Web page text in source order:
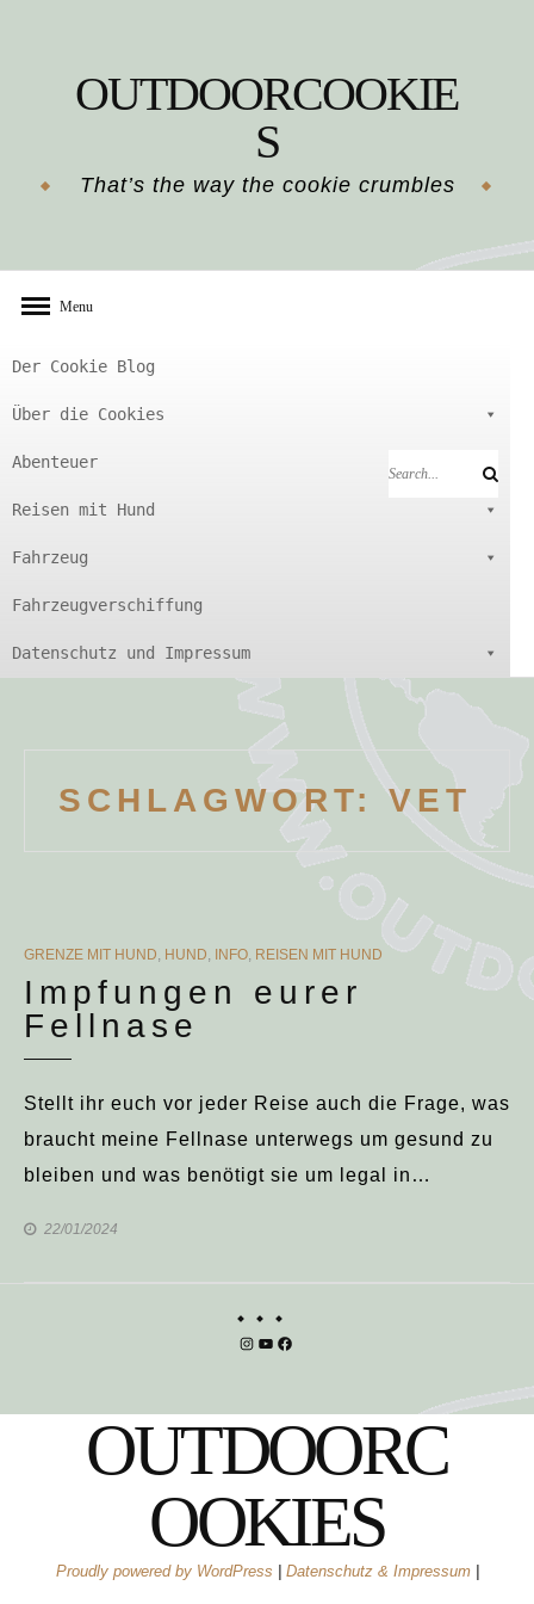
OUTDOORCOOKIE
S
That’s the way the cookie crumbles
Menu
Der Cookie Blog
Über die Cookies
Abenteuer
Reisen mit Hund
Fahrzeug
Fahrzeugverschiffung
Datenschutz und Impressum
Search
Search
SCHLAGWORT: VET
CATEGORIES
GRENZE MIT HUND, HUND, INFO, REISEN MIT HUND
Impfungen eurer
Fellnase
Stellt ihr euch vor jeder Reise auch die Frage, was
braucht meine Fellnase unterwegs um gesund zu
bleiben und was benötigt sie um legal in…
22/01/2024
Instagram
YouTube
Facebook
OUTDOORC
OOKIES
Proudly powered by WordPress Datenschutz & Impressum